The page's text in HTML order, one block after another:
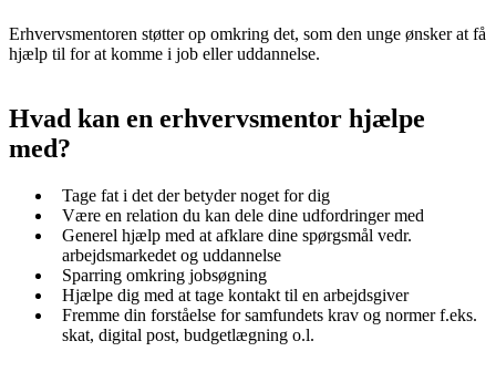
Erhvervsmentoren støtter op omkring det, som den unge ønsker at få
hjælp til for at komme i job eller uddannelse.
Hvad kan en erhvervsmentor hjælpe
med?
Tage fat i det der betyder noget for dig
Være en relation du kan dele dine udfordringer med
Generel hjælp med at afklare dine spørgsmål vedr.
arbejdsmarkedet og uddannelse
Sparring omkring jobsøgning
Hjælpe dig med at tage kontakt til en arbejdsgiver
Fremme din forståelse for samfundets krav og normer f.eks.
skat, digital post, budgetlægning o.l.